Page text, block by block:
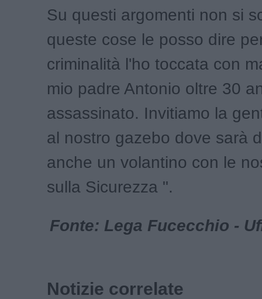
Su questi argomenti non si
queste cose le posso dire
criminalità l'ho toccata con
mio padre Antonio oltre 30
assassinato. Invitiamo la
al nostro gazebo dove sarà
anche un volantino con le
sulla Sicurezza ".
Fonte: Lega Fucecchio -
Notizie correlate